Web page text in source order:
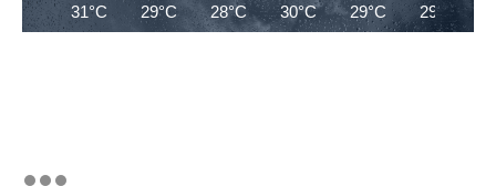
31°C 29°C 28°C 30°C 29°C 29°C